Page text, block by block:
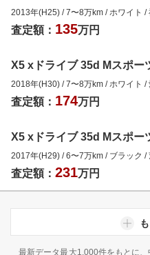
2013年(H25) /7〜8万km / ホワイト /
査定額： 135万円
X5 xドライブ 35d Mスポー
2018年(H30) /7〜8万km / ホワイト /
査定額： 174万円
X5 xドライブ 35d Mスポー
2017年(H29) /6〜7万km / ブラック /
査定額： 231万円
最新データ最大1,000件をもとに